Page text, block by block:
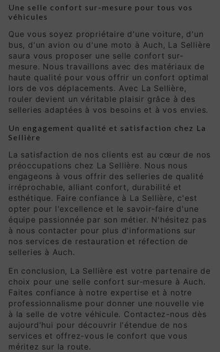
Une selle confort sur-mesure pour tous vos
véhicules
Que vous soyez propriétaire d'une voiture, d'un
bus, d'un avion ou d'une moto à Auch, La Sellière
saura vous proposer une selle confort sur-
mesure. Nous travaillons avec des matériaux de
haute qualité pour vous offrir un confort optimal
lors de vos déplacements. Avec La Sellière,
rouler devient un véritable plaisir grâce à des
selleries adaptées à vos besoins et à vos envies.
Un engagement qualité et satisfaction chez La
Sellière
La satisfaction de nos clients est au cœur de nos
préoccupations chez La Sellière. Nous nous
engageons à vous offrir des selleries de qualité
irréprochable, alliant confort, durabilité et
esthétique. Faire confiance à La Sellière, c'est
opter pour l'excellence et le savoir-faire d'une
équipe passionnée par son métier. N'hésitez pas
à nous contacter pour plus d'informations sur
nos services de restauration et réfection de
selleries à Auch.
En conclusion, La Sellière est votre partenaire de
choix pour une selle confort sur-mesure à Auch.
Faites confiance à notre expertise et à notre
professionnalisme pour donner une nouvelle vie
à la selle de votre véhicule. Contactez-nous dès
aujourd'hui pour découvrir l'étendue de nos
services et offrez-vous le confort que vous
méritez sur la route.